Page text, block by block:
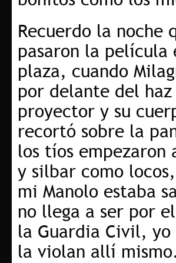
Recuerdo la noche
pasaron la película
plaza, cuando
por delante del
proyector y su
recortó sobre la
los tíos empezaron
y silbar como
mi Manolo estaba
no llega a ser por
la Guardia Civil, yo
la violan allí